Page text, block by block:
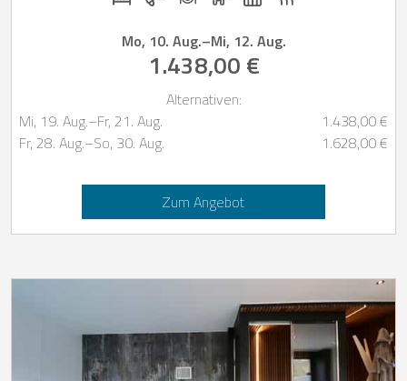
Mo, 10. Aug.–Mi, 12. Aug.
1.438,00 €
Alternativen:
Mi, 19. Aug.–Fr, 21. Aug.
1.438,00 €
Fr, 28. Aug.–So, 30. Aug. 1.628,00 €
Zum Angebot